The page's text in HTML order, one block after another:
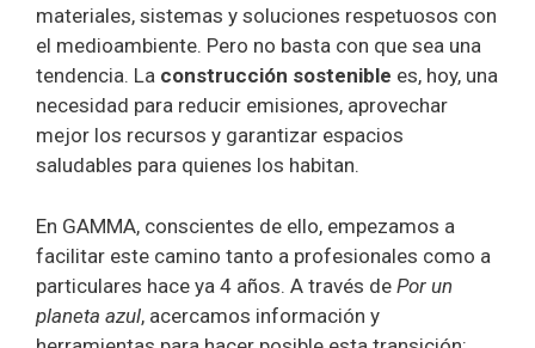
materiales, sistemas y soluciones respetuosos con
el medioambiente. Pero no basta con que sea una
tendencia. La construcción sostenible es, hoy, una
necesidad para reducir emisiones, aprovechar
mejor los recursos y garantizar espacios
saludables para quienes los habitan.
En GAMMA, conscientes de ello, empezamos a
facilitar este camino tanto a profesionales como a
particulares hace ya 4 años. A través de Por un
planeta azul, acercamos información y